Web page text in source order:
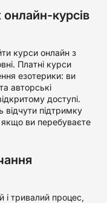
курсів
курси онлайн з
Платні курси
езотерики: ви
авторські
доступі.
підтримку
якщо ви перебуваєте
і тривалий процес,